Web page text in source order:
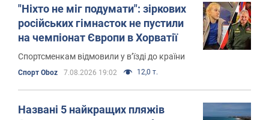
"Ніхто не міг подумати": зіркових
російських гімнасток не пустили
на чемпіонат Європи в Хорватії
Спортсменкам відмовили у в’їзді до країни
Спорт Oboz 7.08.2026 19:02 12,0 т.
Названі 5 найкращих пляжів